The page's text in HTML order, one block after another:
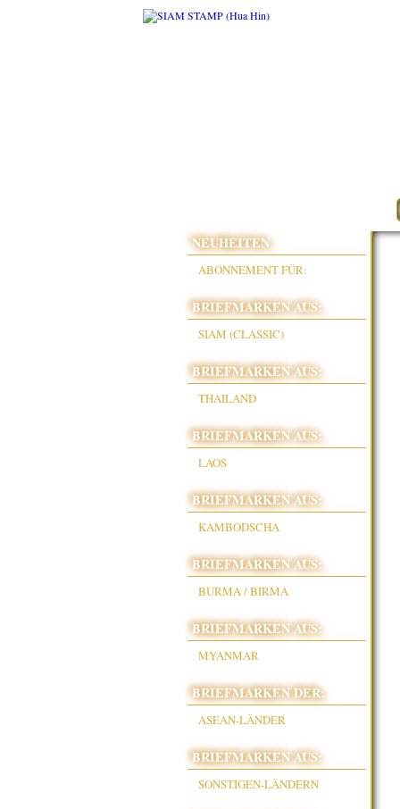
NEUHEITEN
ABONNEMENT FÜR:
BRIEFMARKEN AUS:
SIAM (CLASSIC)
BRIEFMARKEN AUS:
THAILAND
BRIEFMARKEN AUS:
LAOS
BRIEFMARKEN AUS:
KAMBODSCHA
BRIEFMARKEN AUS:
BURMA / BIRMA
BRIEFMARKEN AUS:
MYANMAR
BRIEFMARKEN DER:
ASEAN-LÄNDER
BRIEFMARKEN AUS:
SONSTIGEN-LÄNDERN